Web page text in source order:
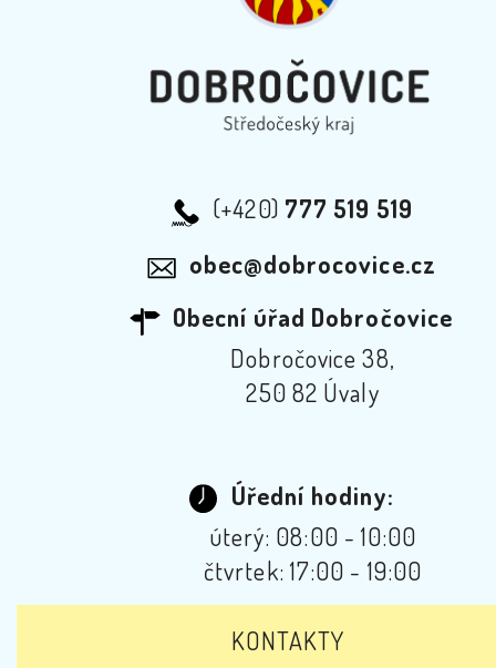
(+420) 777 519 519
obec@dobrocovice.cz
Obecní úřad Dobročovice
Dobročovice 38,
250 82 Úvaly
Úřední hodiny:
úterý: 08:00 - 10:00
čtvrtek: 17:00 - 19:00
KONTAKTY